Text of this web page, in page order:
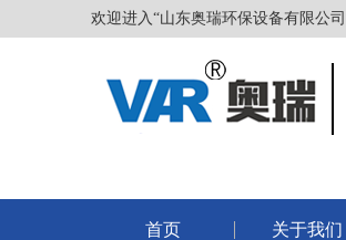
欢迎进入“山东奥瑞环保设备有限公
首页 关于我们